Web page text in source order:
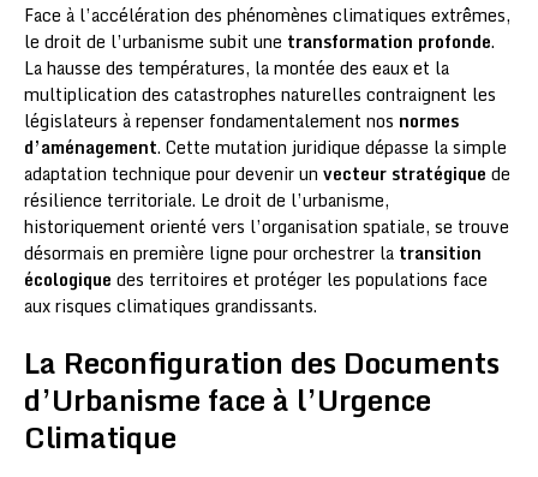
Face à l’accélération des phénomènes climatiques extrêmes,
le droit de l’urbanisme subit une transformation profonde.
La hausse des températures, la montée des eaux et la
multiplication des catastrophes naturelles contraignent les
législateurs à repenser fondamentalement nos normes
d’aménagement. Cette mutation juridique dépasse la simple
adaptation technique pour devenir un vecteur stratégique de
résilience territoriale. Le droit de l’urbanisme,
historiquement orienté vers l’organisation spatiale, se trouve
désormais en première ligne pour orchestrer la transition
écologique des territoires et protéger les populations face
aux risques climatiques grandissants.
La Reconfiguration des Documents
d’Urbanisme face à l’Urgence
Climatique